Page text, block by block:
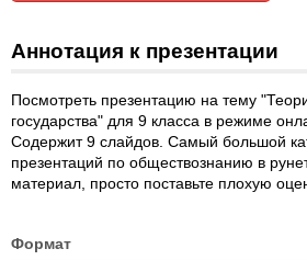
Аннотация к презентации
Посмотреть презентацию на тему
государства" для 9 класса в режиме
Содержит 9 слайдов. Самый большой
презентаций по обществознанию в
материал, просто поставьте плохую
Формат